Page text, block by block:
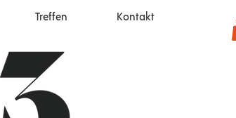
Treffen Kontakt